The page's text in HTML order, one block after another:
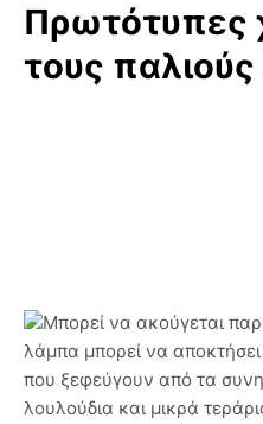
Πρωτότυπες
τους
Μπορεί να ακούγεται
λάμπα μπορεί να
που ξεφεύγουν από τα
λουλούδια και μικρά